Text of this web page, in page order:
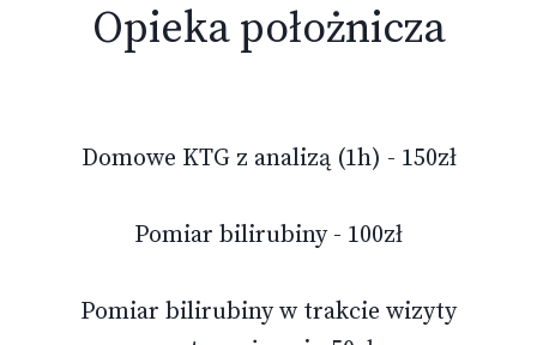
Opieka położnicza
Domowe KTG z analizą (1h) - 150zł
Pomiar bilirubiny - 100zł
Pomiar bilirubiny w trakcie wizyty